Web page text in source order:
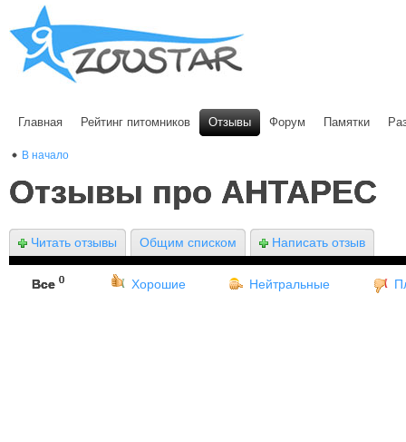
Главная Рейтинг питомников Отзывы Форум Памятки
В начало
Отзывы про АНТАРЕС
Читать отзывы Общим списком Написать отзыв
Все 0 Хорошие Нейтральные